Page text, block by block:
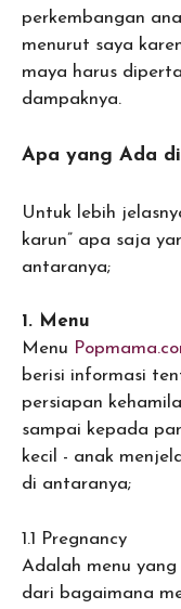
perkembangan
menurut saya
maya harus
dampaknya.
Apa yang Ada
Untuk lebih
karun” apa saja
antaranya;
1. Menu
Menu
berisi informasi
persiapan
sampai kepada
kecil - anak
di antaranya;
1.1 Pregnancy
Adalah menu
dari bagaimana